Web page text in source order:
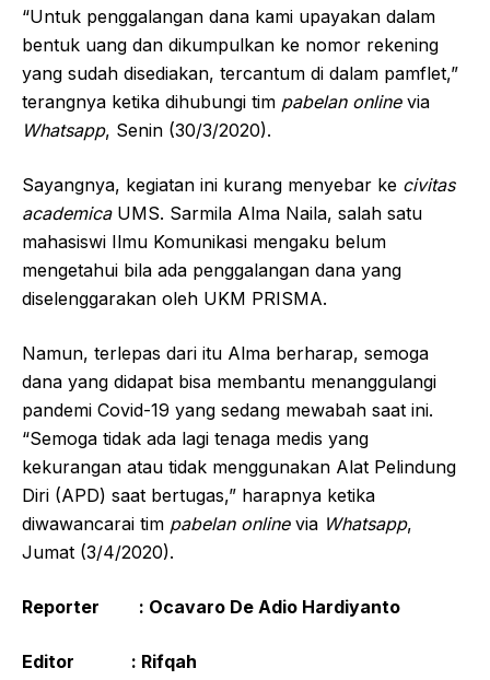
“Untuk penggalangan dana kami upayakan dalam
bentuk uang dan dikumpulkan ke nomor rekening
yang sudah disediakan, tercantum di dalam pamflet,”
terangnya ketika dihubungi tim pabelan onlinevia
Whatsapp, Senin (30/3/2020).
Sayangnya, kegiatan ini kurang menyebar ke civitas
academicaUMS. Sarmila Alma Naila, salah satu
mahasiswi Ilmu Komunikasi mengaku belum
mengetahui bila ada penggalangan dana yang
diselenggarakan oleh UKM PRISMA.
Namun, terlepas dari itu Alma berharap, semoga
dana yang didapat bisa membantu menanggulangi
pandemi Covid-19 yang sedang mewabah saat ini.
“Semoga tidak ada lagi tenaga medis yang
kekurangan atau tidak menggunakan Alat Pelindung
Diri (APD) saat bertugas,” harapnya ketika
diwawancarai tim pabelan online via Whatsapp,
Jumat (3/4/2020).
Reporter : Ocavaro De Adio Hardiyanto
Editor : Rifqah